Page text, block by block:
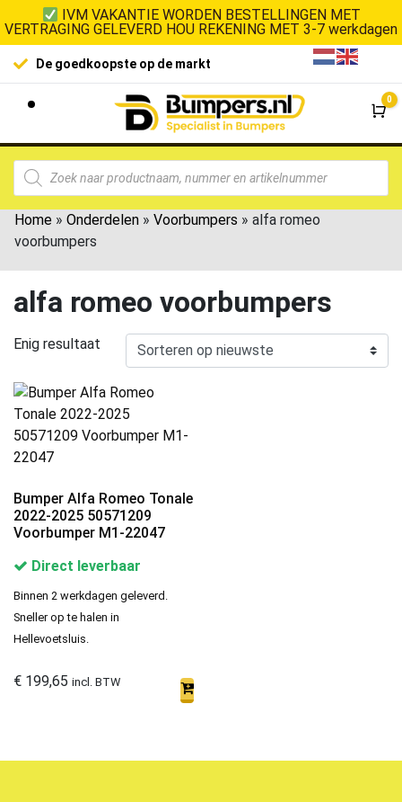
IVM VAKANTIE WORDEN BESTELLINGEN MET
VERTRAGING GELEVERD HOU REKENING MET 3-7 werkdagen
De goedkoopste op de markt
0
Home » Onderdelen » Voorbumpers » alfa romeo
voorbumpers
alfa romeo voorbumpers
Enig resultaat
Bumper Alfa Romeo Tonale
2022-2025 50571209
Voorbumper M1-22047
Direct leverbaar
Binnen 2 werkdagen geleverd.
Sneller op te halen in
Hellevoetsluis.
€ 199,65 incl. BTW